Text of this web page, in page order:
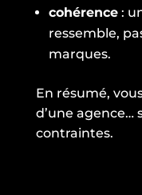
cohérence:
ressemble,
marques.
En résumé,
d’une agence…
contraintes.